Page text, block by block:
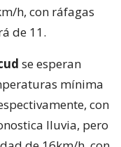
h, con ráfagas
de 11.
se esperan
mínima
con
lluvia, pero